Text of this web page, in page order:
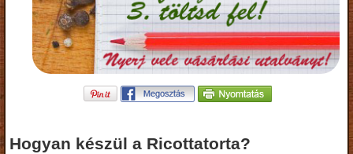
Hogyan készül a Ricottatorta?